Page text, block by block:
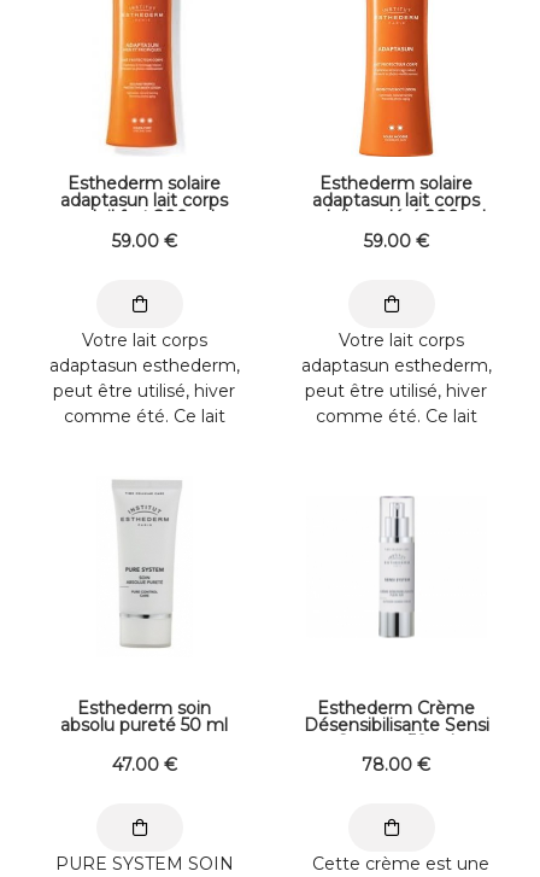
Esthederm solaire
adaptasun lait corps
soleil fort 200 ml
59.00 €
Votre lait corps
adaptasun esthederm,
peut être utilisé, hiver
comme été. Ce lait
Esthederm solaire
adaptasun lait corps
soleil modéré 200 ml
59.00 €
Votre lait corps
adaptasun esthederm,
peut être utilisé, hiver
comme été. Ce lait
Esthederm soin
absolu pureté 50 ml
47.00 €
PURE SYSTEM SOIN
Esthederm Crème
Désensibilisante Sensi
System 50 ml
78.00 €
Cette crème est une